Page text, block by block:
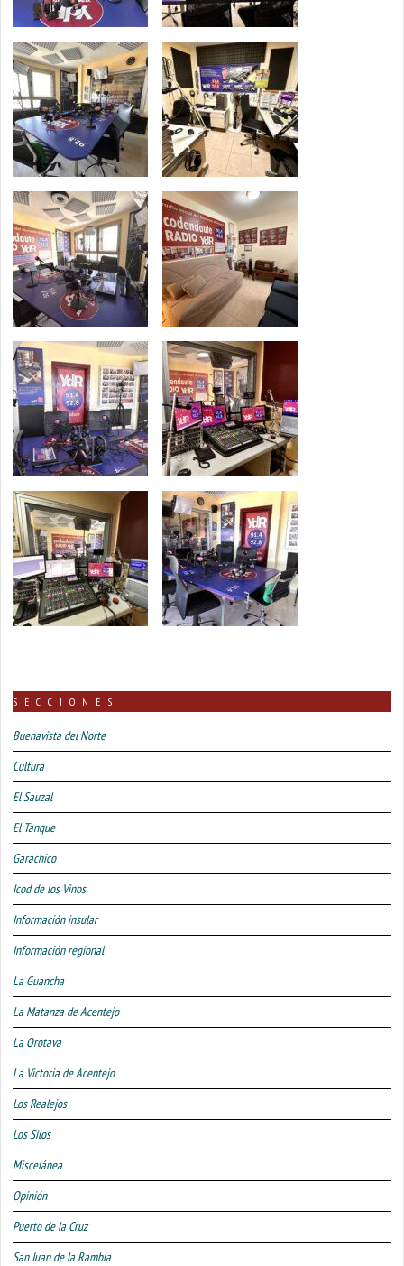
SECCIONES
Buenavista del Norte
Cultura
El Sauzal
El Tanque
Garachico
Icod de los Vinos
Información insular
Información regional
La Guancha
La Matanza de Acentejo
La Orotava
La Victoria de Acentejo
Los Realejos
Los Silos
Miscelánea
Opinión
Puerto de la Cruz
San Juan de la Rambla